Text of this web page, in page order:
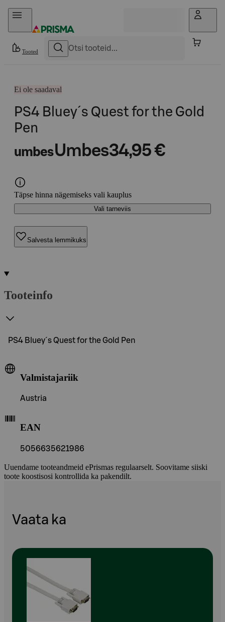
Otse sisu juurde
Tooted
Ei ole saadaval
PS4 Bluey´s Quest for the Gold
Pen
umbesUmbes34,95 €
Täpse hinna nägemiseks vali kauplus
Vali tarneviis
Salvesta lemmikuks
Tooteinfo
PS4 Bluey´s Quest for the Gold Pen
Valmistajariik
Austria
EAN
5056635621986
Uuendame tooteandmeid ePrismas regulaarselt. Soovitame siiski
toote koostisosi kontrollida ka pakendilt.
Vaata ka